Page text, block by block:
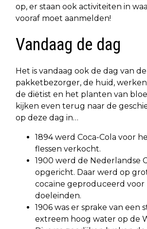
op, er staan ook activiteiten in
vooraf moet aanmelden!
Vandaag de dag
Het is vandaag ook de dag van de
pakketbezorger, de huid,
de diëtist en het planten van
kijken even terug naar de
op deze dag in…
1894 werd Coca-Cola voor
flessen verkocht.
1900 werd de Nederlandse
opgericht. Daar werd op
cocaïne geproduceerd voor
doeleinden.
1906 was er sprake van een
extreem hoog water op de